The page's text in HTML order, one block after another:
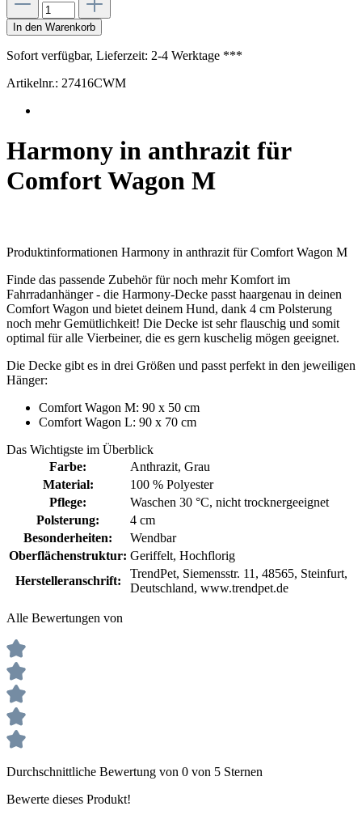
In den Warenkorb
Sofort verfügbar, Lieferzeit: 2-4 Werktage ***
Artikelnr.: 27416CWM
Harmony in anthrazit für
Comfort Wagon M
Produktinformationen Harmony in anthrazit für Comfort Wagon M
Finde das passende Zubehör für noch mehr Komfort im
Fahrradanhänger - die Harmony-Decke passt haargenau in deinen
Comfort Wagon und bietet deinem Hund, dank 4 cm Polsterung
noch mehr Gemütlichkeit! Die Decke ist sehr flauschig und somit
optimal für alle Vierbeiner, die es gern kuschelig mögen geeignet.
Die Decke gibt es in drei Größen und passt perfekt in den jeweiligen
Hänger:
Comfort Wagon M: 90 x 50 cm
Comfort Wagon L: 90 x 70 cm
Das Wichtigste im Überblick
Farbe:
Anthrazit, Grau
Material:
100 % Polyester
Pflege:
Waschen 30 °C, nicht trocknergeeignet
Polsterung:
4 cm
Besonderheiten:
Wendbar
Oberflächenstruktur: Geriffelt, Hochflorig
Herstelleranschrift:
TrendPet, Siemensstr. 11, 48565, Steinfurt,
Deutschland, www.trendpet.de
Alle Bewertungen von
Durchschnittliche Bewertung von 0 von 5 Sternen
Bewerte dieses Produkt!